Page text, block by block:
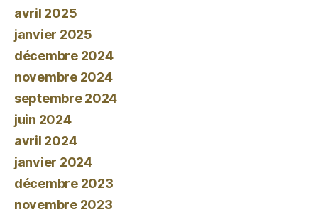
avril 2025
janvier 2025
décembre 2024
novembre 2024
septembre 2024
juin 2024
avril 2024
janvier 2024
décembre 2023
novembre 2023